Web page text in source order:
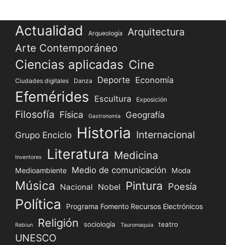
Actualidad Arqueología Arquitectura
Arte Contemporáneo
Ciencias aplicadas Cine
Ciudades digitales Danza Deporte Economía
Efemérides Escultura Exposición
Filosofía Física Gastronomía Geografía
Grupo Enciclo Historia Internacional
Inventores Literatura Medicina
Medioambiente Medio de comunicación Moda
Música Nacional Nobel Pintura Poesía
Política Programa Fomento Recursos Electrónicos
Rebiun Religión sociología Tauromaquia teatro
UNESCO